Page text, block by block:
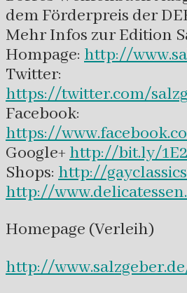
dem Förderpreis der
Mehr Infos zur Edition
Hompage: http://
Twitter:
https://twitter.com/
Facebook:
https://
Google+ http://bit.ly/
Shops: http://
http://
Homepage (Verleih)
http://